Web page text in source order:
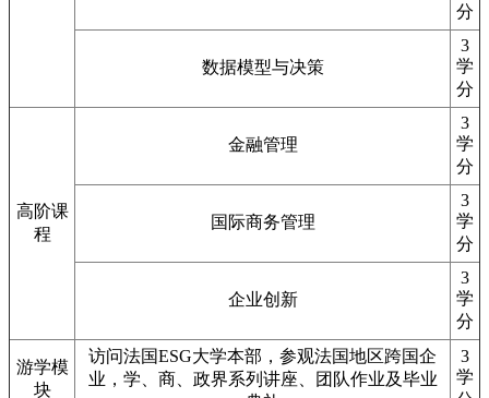
分
数据模型与决策
3
学
分
高阶课
程
金融管理
3
学
分
国际商务管理
3
学
分
企业创新
3
学
分
游学模
块
访问法国ESG大学本部，参观法国地区跨国企
业，学、商、政界系列讲座、团队作业及毕业
3
学